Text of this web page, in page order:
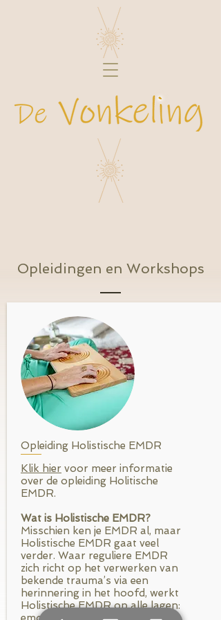
Opleidingen en Workshops
Opleiding Holistische EMDR
Klik hier voor meer informatie
over de opleiding Holitische
EMDR.
Wat is Holistische EMDR?
Misschien ken je EMDR al, maar
Holistische EMDR gaat veel
verder. Waar reguliere EMDR
zich richt op het verwerken van
bekende trauma’s via een
herinnering in het hoofd, werkt
Holistische EMDR op alle lagen: